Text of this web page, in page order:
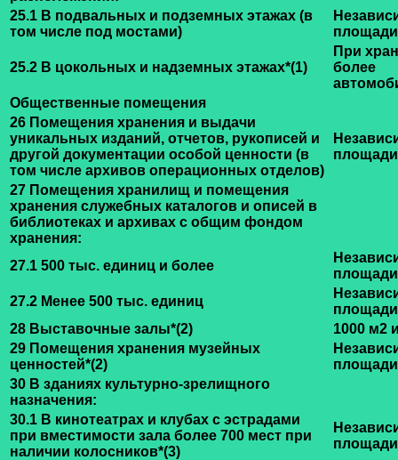
25.1 В подвальных и подземных этажах (в
том числе под мостами)
площади
25.2 В цокольных и надземных этажах*(1)
При
более
Общественные помещения
26 Помещения хранения и выдачи
уникальных изданий, отчетов, рукописей и
другой документации особой ценности (в
том числе архивов операционных отделов)
площади
27 Помещения хранилищ и помещения
хранения служебных каталогов и описей в
библиотеках и архивах с общим фондом
хранения:
27.1 500 тыс. единиц и более
площади
27.2 Менее 500 тыс. единиц
площади
28 Выставочные залы*(2)
1000 м2
29 Помещения хранения музейных
ценностей*(2)
площади
30 В зданиях культурно-зрелищного
назначения:
30.1 В кинотеатрах и клубах с эстрадами
при вместимости зала более 700 мест при
наличии колосников*(3)
площади